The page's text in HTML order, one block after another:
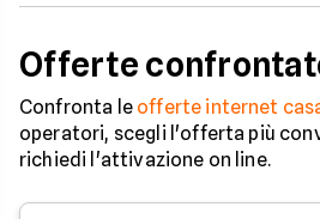
Offerte
Confronta le offerte internet
operatori, scegli l'offerta più
richiedi l'attivazione on line.